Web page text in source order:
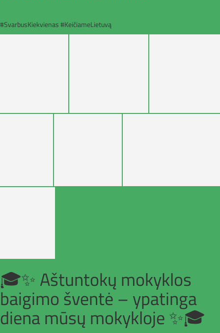
#SvarbusKiekvienas #KeičiameLietuvą
🎓✨ Aštuntokų mokyklos
baigimo šventė – ypatinga
diena mūsų mokykloje ✨🎓